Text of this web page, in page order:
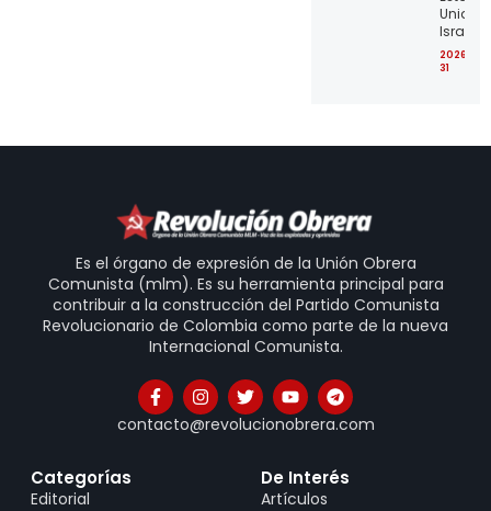
Unidos
Israel
2026-
31
Es el órgano de expresión de la Unión Obrera
Comunista (mlm). Es su herramienta principal para
contribuir a la construcción del Partido Comunista
Revolucionario de Colombia como parte de la nueva
Internacional Comunista.
contacto@revolucionobrera.com
Categorías
Editorial
De Interés
Artículos